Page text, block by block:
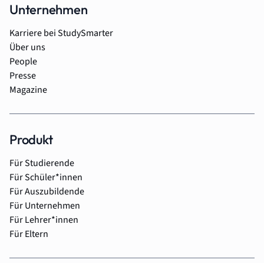
Unternehmen
Karriere bei StudySmarter
Über uns
People
Presse
Magazine
Produkt
Für Studierende
Für Schüler*innen
Für Auszubildende
Für Unternehmen
Für Lehrer*innen
Für Eltern